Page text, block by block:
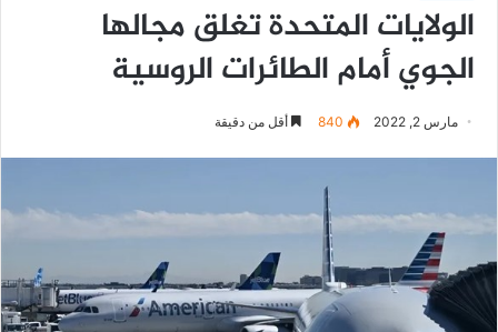
الولايات المتحدة تغلق مجالها
الجوي أمام الطائرات الروسية
مارس 2, 2022 840 أقل من دقيقة